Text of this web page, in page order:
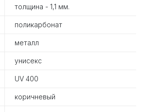
толщина - 1,1 мм.
поликарбонат
металл
унисекс
UV 400
коричневый